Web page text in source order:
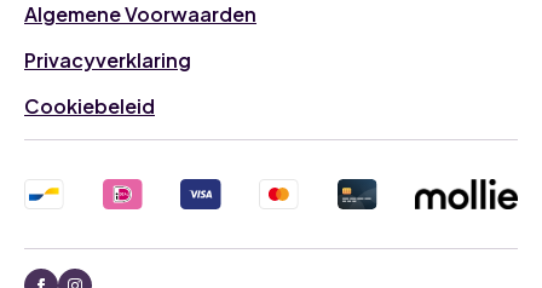
Algemene Voorwaarden
Privacyverklaring
Cookiebeleid